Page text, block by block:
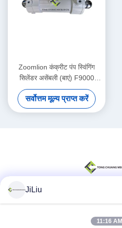
Zoomlion कंक्रीट पंप स्विंगिंग
सिलेंडर असेंबली (बाएं) F9000
(फ्रंट ड्राइवर की सीट)
000190201A0200000
सर्वोत्तम मूल्य प्राप्त करें
JiLiu
11:16 AM